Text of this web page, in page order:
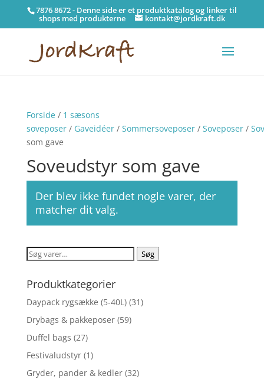
7876 8672 - Denne side er et produktkatalog og linker til
shops med produkterne kontakt@jordkraft.dk
Forside/ 1 sæsons
soveposer/ Gaveidéer/ Sommersoveposer/ Soveposer/
som gave
Soveudstyr som gave
Der blev ikke fundet nogle varer, der
matcher dit valg.
Søg
Søg
Produktkategorier
Daypack rygsække (5-40L) (31)
Drybags & pakkeposer (59)
Duffel bags (27)
Festivaludstyr (1)
Gryder, pander & kedler (32)